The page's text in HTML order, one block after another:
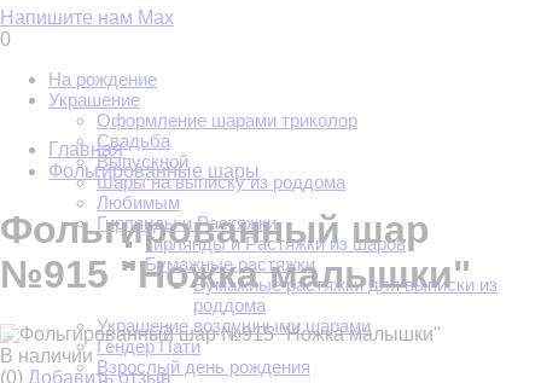
Напишите нам Max
0
На рождение
Украшение
Оформление шарами триколор
Свадьба
Выпускной
Шары на выписку из роддома
Любимым
Гирлянды и Растяжки
Гирлянды и Растяжки из шаров
Бумажные растяжки
Бумажные растяжки для выписки из
роддома
Украшение воздушными шарами
Гендер Пати
Взрослый день рождения
Главная
Фольгированные шары
Фольгированный шар
№915 "Ножка малышки"
В наличии
(0) Добавить отзыв